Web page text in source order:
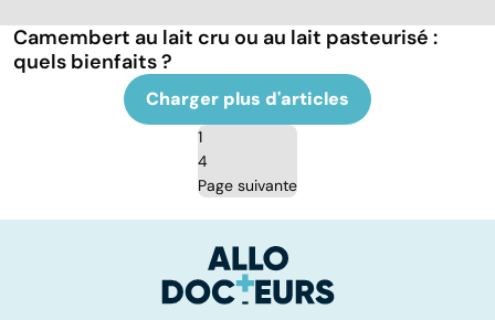
Camembert au lait cru ou au lait pasteurisé :
quels bienfaits ?
Charger plus d'articles
1
4
Page suivante